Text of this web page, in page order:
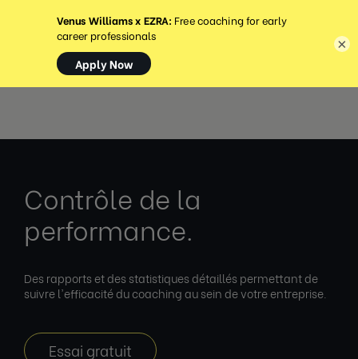
MENU
Contrôle de la
performance.
Des rapports et des statistiques détaillés permettant de
suivre l'efficacité du coaching au sein de votre entreprise.
Essai gratuit
×